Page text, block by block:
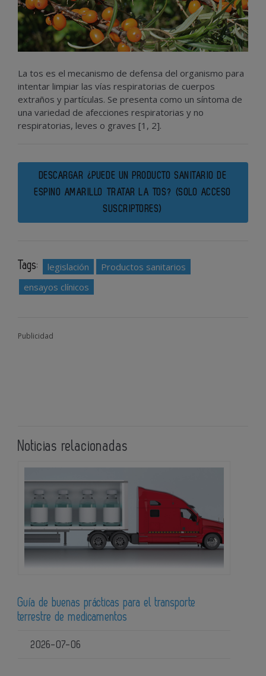
La tos es el mecanismo de defensa del organismo para
intentar limpiar las vías respiratorias de cuerpos
extraños y partículas. Se presenta como un síntoma de
una variedad de afecciones respiratorias y no
respiratorias, leves o graves [1, 2].
DESCARGAR ¿PUEDE UN PRODUCTO SANITARIO DE
ESPINO AMARILLO TRATAR LA TOS? (SOLO ACCESO
SUSCRIPTORES)
Tags: legislación
Productos sanitarios
ensayos clínicos
Publicidad
Noticias relacionadas
Guía de buenas prácticas para el transporte
terrestre de medicamentos
2026-07-06